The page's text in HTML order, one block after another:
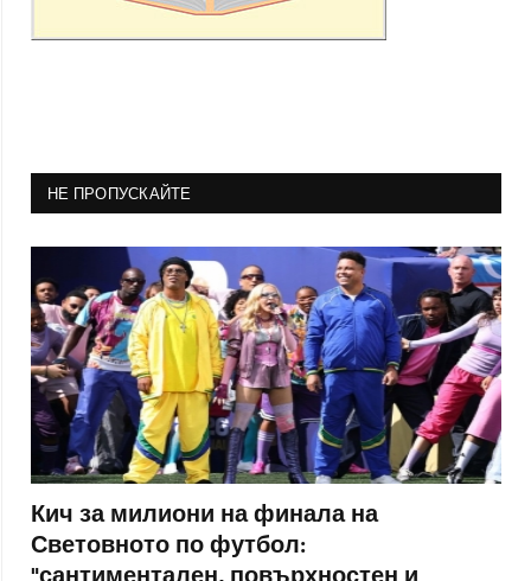
НЕ ПРОПУСКАЙТЕ
Кич за милиони на финала на
Световното по футбол: